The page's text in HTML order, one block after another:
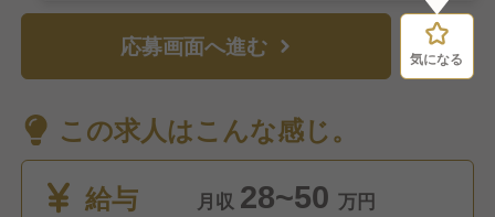
応募画面へ進む 気になる
この求人はこんな感じ。
給与
月収 28~50 万円
気になる